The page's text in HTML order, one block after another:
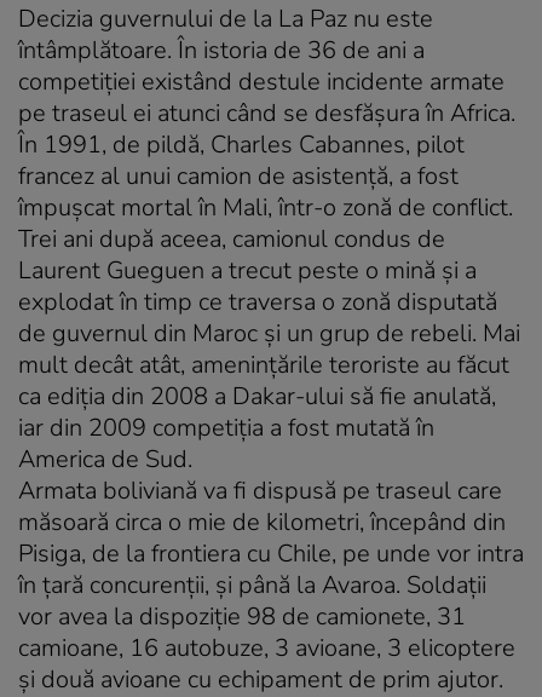
Decizia guvernului de la La Paz nu este
întâmplătoare. În istoria de 36 de ani a
competiţiei existând destule incidente armate
pe traseul ei atunci când se desfăşura în Africa.
În 1991, de pildă, Charles Cabannes, pilot
francez al unui camion de asistenţă, a fost
împuşcat mortal în Mali, într-o zonă de conflict.
Trei ani după aceea, camionul condus de
Laurent Gueguen a trecut peste o mină şi a
explodat în timp ce traversa o zonă disputată
de guvernul din Maroc şi un grup de rebeli. Mai
mult decât atât, ameninţările teroriste au făcut
ca ediţia din 2008 a Dakar-ului să fie anulată,
iar din 2009 competiţia a fost mutată în
America de Sud.
Armata boliviană va fi dispusă pe traseul care
măsoară circa o mie de kilometri, începând din
Pisiga, de la frontiera cu Chile, pe unde vor intra
în țară concurenții, și până la Avaroa. Soldaţii
vor avea la dispoziție 98 de camionete, 31
camioane, 16 autobuze, 3 avioane, 3 elicoptere
și două avioane cu echipament de prim ajutor.